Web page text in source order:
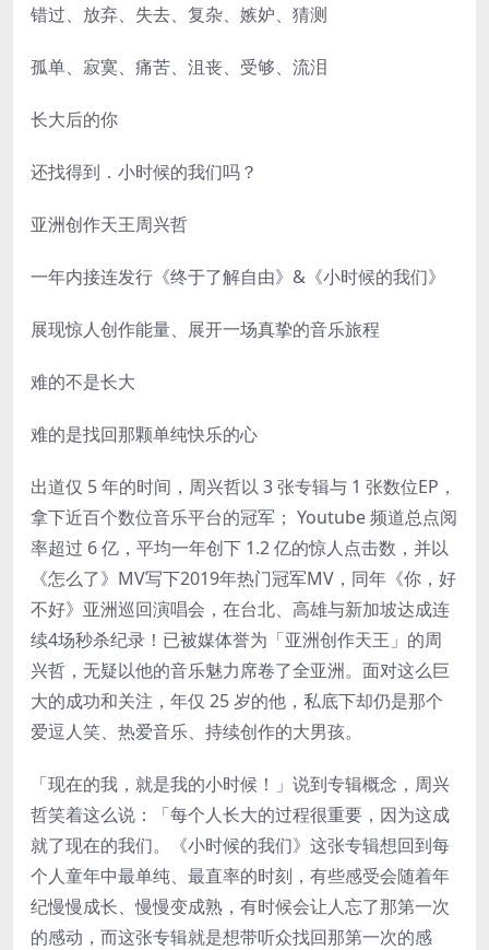
错过、放弃、失去、复杂、嫉妒、猜测
孤单、寂寞、痛苦、沮丧、受够、流泪
长大后的你
还找得到．小时候的我们吗？
亚洲创作天王周兴哲
一年内接连发行《终于了解自由》&《小时候的我们》
展现惊人创作能量、展开一场真挚的音乐旅程
难的不是长大
难的是找回那颗单纯快乐的心
出道仅 5 年的时间，周兴哲以 3 张专辑与 1 张数位EP，
拿下近百个数位音乐平台的冠军； Youtube 频道总点阅
率超过 6 亿，平均一年创下 1.2 亿的惊人点击数，并以
《怎么了》MV写下2019年热门冠军MV，同年《你，好
不好》亚洲巡回演唱会，在台北、高雄与新加坡达成连
续4场秒杀纪录！已被媒体誉为「亚洲创作天王」的周
兴哲，无疑以他的音乐魅力席卷了全亚洲。面对这么巨
大的成功和关注，年仅 25 岁的他，私底下却仍是那个
爱逗人笑、热爱音乐、持续创作的大男孩。
「现在的我，就是我的小时候！」说到专辑概念，周兴
哲笑着这么说：「每个人长大的过程很重要，因为这成
就了现在的我们。《小时候的我们》这张专辑想回到每
个人童年中最单纯、最直率的时刻，有些感受会随着年
纪慢慢成长、慢慢变成熟，有时候会让人忘了那第一次
的感动，而这张专辑就是想带听众找回那第一次的感